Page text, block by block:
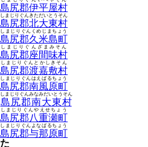
島尻郡伊平屋村
島尻郡北大東村
しまじりぐんきただいとうそん
島尻郡久米島町
しまじりぐんくめじまちょう
島尻郡座間味村
しまじりぐんざまみそん
島尻郡渡嘉敷村
しまじりぐんとかしきそん
島尻郡南風原町
しまじりぐんはえばるちょう
島尻郡南大東村
しまじりぐんみなみだいとうそん
島尻郡八重瀬町
しまじりぐんやえせちょう
島尻郡与那原町
しまじりぐんよなばるちょう
た